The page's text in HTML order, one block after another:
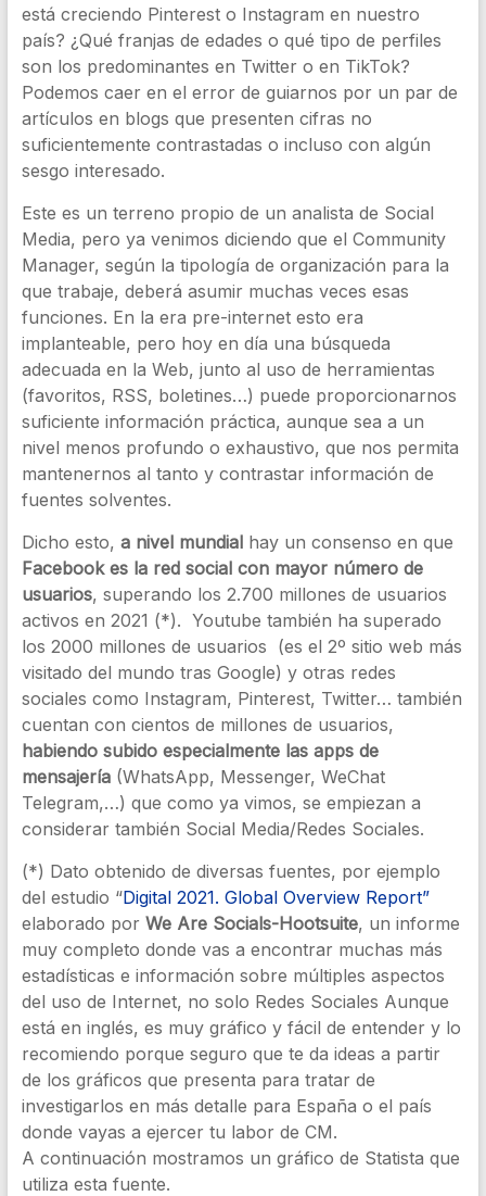
está creciendo Pinterest o Instagram en nuestro
país? ¿Qué franjas de edades o qué tipo de perfiles
son los predominantes en Twitter o en TikTok?
Podemos caer en el error de guiarnos por un par de
artículos en blogs que presenten cifras no
suficientemente contrastadas o incluso con algún
sesgo interesado.
Este es un terreno propio de un analista de Social
Media, pero ya venimos diciendo que el Community
Manager, según la tipología de organización para la
que trabaje, deberá asumir muchas veces esas
funciones. En la era pre-internet esto era
implanteable, pero hoy en día una búsqueda
adecuada en la Web, junto al uso de herramientas
(favoritos, RSS, boletines…) puede proporcionarnos
suficiente información práctica, aunque sea a un
nivel menos profundo o exhaustivo, que nos permita
mantenernos al tanto y contrastar información de
fuentes solventes.
Dicho esto, a nivel mundialhay un consenso en que
Facebook es la red social con mayor número de
usuarios, superando los 2.700 millones de usuarios
activos en 2021 (*). Youtube también ha superado
los 2000 millones de usuarios (es el 2º sitio web más
visitado del mundo tras Google) y otras redes
sociales como Instagram, Pinterest, Twitter… también
cuentan con cientos de millones de usuarios,
habiendo subido especialmente las apps de
mensajería(WhatsApp, Messenger, WeChat
Telegram,…) que como ya vimos, se empiezan a
considerar también Social Media/Redes Sociales.
(*) Dato obtenido de diversas fuentes, por ejemplo
del estudio “Digital 2021. Global Overview Report”
elaborado por We Are Socials-Hootsuite, un informe
muy completo donde vas a encontrar muchas más
estadísticas e información sobre múltiples aspectos
del uso de Internet, no solo Redes Sociales Aunque
está en inglés, es muy gráfico y fácil de entender y lo
recomiendo porque seguro que te da ideas a partir
de los gráficos que presenta para tratar de
investigarlos en más detalle para España o el país
donde vayas a ejercer tu labor de CM.
A continuación mostramos un gráfico de Statista que
utiliza esta fuente.